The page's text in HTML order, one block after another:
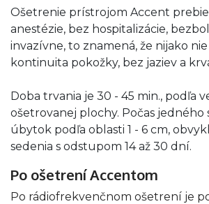
Ošetrenie prístrojom Accent
anestézie, bez hospitalizácie,
invazívne, to znamená, že nijako
kontinuita pokožky, bez jaziev a
Doba trvania je 30 - 45 min., podľa
ošetrovanej plochy. Počas jedného
úbytok podľa oblasti 1 - 6 cm,
sedenia s odstupom 14 až 30 dní.
Po ošetrení Accentom
Po rádiofrekvenčnom ošetrení je